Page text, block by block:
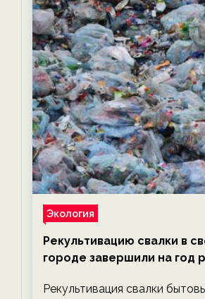
Экология
Рекультивацию свалки в
городе завершили на год
экологии на ECOportal
Рекультивация свалки